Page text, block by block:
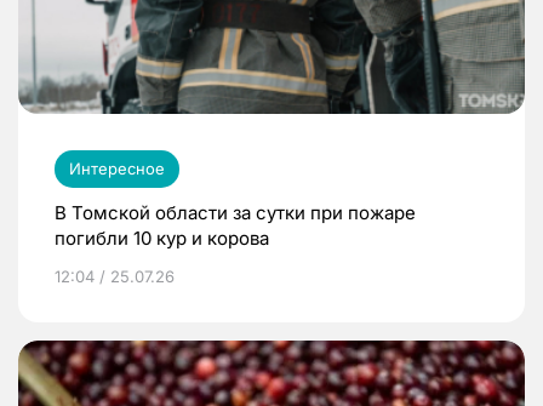
Интересное
В Томской области за сутки при пожаре
погибли 10 кур и корова
12:04 / 25.07.26